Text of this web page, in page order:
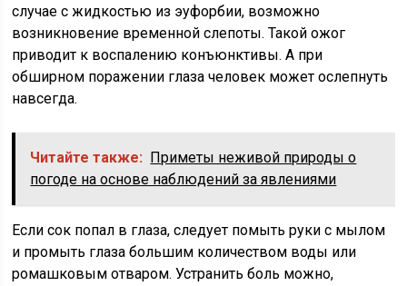
случае с жидкостью из эуфорбии, возможно
возникновение временной слепоты. Такой ожог
приводит к воспалению конъюнктивы. А при
обширном поражении глаза человек может ослепнуть
навсегда.
Читайте также: Приметы неживой природы о
погоде на основе наблюдений за явлениями
Если сок попал в глаза, следует помыть руки с мылом
и промыть глаза большим количеством воды или
ромашковым отваром. Устранить боль можно,